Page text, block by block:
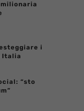
i
Italia
“sto